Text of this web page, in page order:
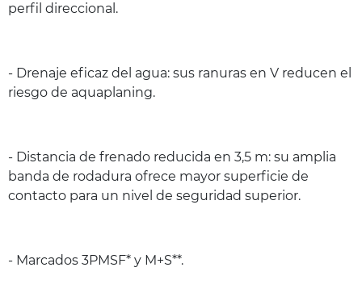
perfil direccional.
- Drenaje eficaz del agua: sus ranuras en V reducen el
riesgo de aquaplaning.
- Distancia de frenado reducida en 3,5 m: su amplia
banda de rodadura ofrece mayor superficie de
contacto para un nivel de seguridad superior.
- Marcados 3PMSF* y M+S**.